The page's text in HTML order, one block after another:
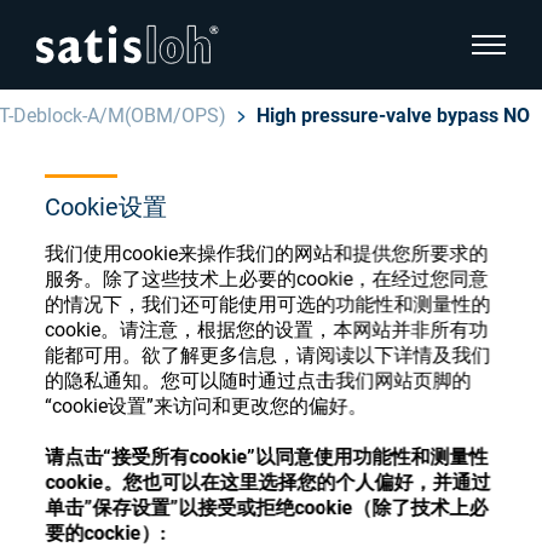
Cookie设置
我们使用cookie来操作我们的网站和提供您所要求的
服务。除了这些技术上必要的cookie，在经过您同意
的情况下，我们还可能使用可选的功能性和测量性的
cookie。请注意，根据您的设置，本网站并非所有功
能都可用。欲了解更多信息，请阅读以下详情及我们
的隐私通知。您可以随时通过点击我们网站页脚的
“cookie设置”来访问和更改您的偏好。
请点击“接受所有cookie”以同意使用功能性和测量性
cookie。您也可以在这里选择您的个人偏好，并通过
单击”保存设置”以接受或拒绝cookie（除了技术上必
要的cockie）:
显示页
汉语
眼镜光学
精密光学
我们是谁
加入我们
隐藏页面导航
English
Deutsch
Español
Français
Deblock-A/M(OBM/OPS) High pressure-valve bypass NO
眼镜光学耗材商店
注册或登录以访问您的帐户，并了解我们的各
种眼镜光学耗材
注册 登录